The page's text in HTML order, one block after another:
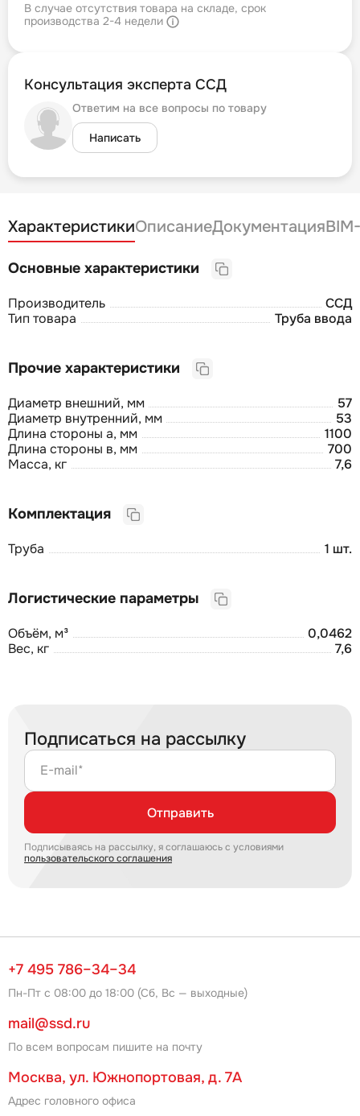
В случае отсутствия товара на складе, срок
производства 2-4 недели
Консультация эксперта ССД
Ответим на все вопросы по товару
Написать
ХарактеристикиОписаниеДокументация
Основные характеристики
Производитель
ССД
Тип товара
Труба ввода
Прочие характеристики
Диаметр внешний, мм
57
Диаметр внутренний, мм
53
Длина стороны а, мм
1100
Длина стороны в, мм
700
Масса, кг
7,6
Комплектация
Труба 1 шт.
Логистические параметры
Объём, м³
0,0462
Вес, кг
7,6
Подписаться на рассылку
E-mail*
Отправить
Подписываясь на рассылку, я соглашаюсь с условиями
пользовательского соглашения
+7 495 786–34–34
Пн-Пт с 08:00 до 18:00 (Сб, Вс — выходные)
mail@ssd.ru
По всем вопросам пишите на почту
Москва, ул. Южнопортовая, д. 7А
Адрес головного офиса